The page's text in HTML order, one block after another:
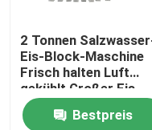
Werksbesichtigung
Qualitätskontrolle
2 Tonnen
Eis-Block-Maschine
Frisch halten Luft
gekühlt Großer Eis-
Block-Hersteller
Bestpreis